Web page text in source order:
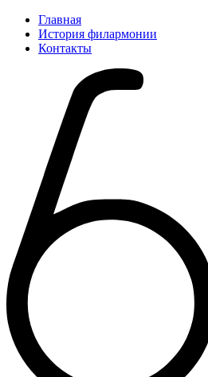
Главная
История филармонии
Контакты